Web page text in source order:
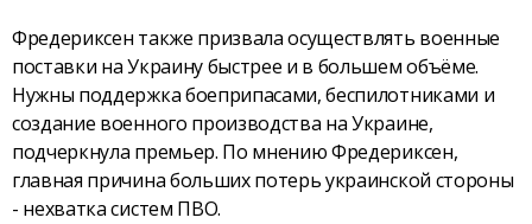
Фредериксен также призвала осуществлять военные
поставки на Украину быстрее и в большем объёме.
Нужны поддержка боеприпасами, беспилотниками и
создание военного производства на Украине,
подчеркнула премьер. По мнению Фредериксен,
главная причина больших потерь украинской стороны
- нехватка систем ПВО.